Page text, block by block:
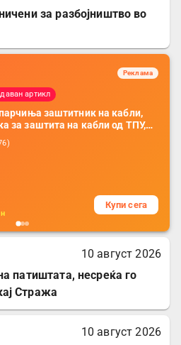
за разбојништво во
Реклама
артикл
заштитник на кабли,
за заштита на кабли од ТПУ,
за заштита на кабли, без
за мобилни телефони, комплет
)
Купи сега
10 август 2026
патиштата, несреќа го
Стража
10 август 2026